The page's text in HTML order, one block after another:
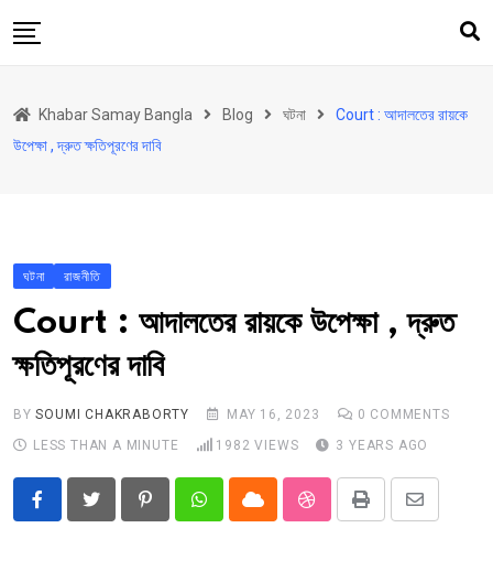
to
উত্তরবঙ্গ
আরও কিছু
Contact
Khabar Samay Hindi
Khabar Samay Bangla Blog ঘটনা
Court : আদালতের রায়কে
উপেক্ষা , দ্রুত ক্ষতিপূরণের দাবি
ঘটনা রাজনীতি
Court : আদালতের রায়কে উপেক্ষা , দ্রুত
ক্ষতিপূরণের দাবি
BYSOUMI CHAKRABORTY MAY 16, 2023 0 COMMENTS
LESS THAN A MINUTE
1982 VIEWS 3 YEARS AGO
PinterestWhatsappCloud StumbleUpon
Print
Share